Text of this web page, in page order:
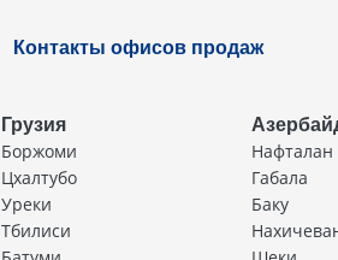
Контакты офисов продаж
Грузия
Боржоми
Цхалтубо
Уреки
Тбилиси
Нафталан
Габала
Баку